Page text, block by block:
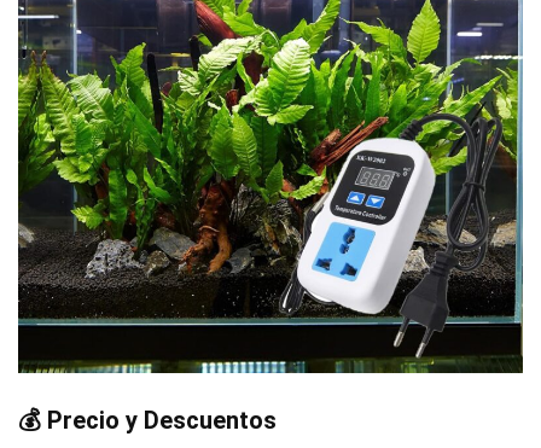
💰 Precio y Descuentos